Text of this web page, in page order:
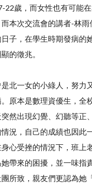
22歲，而女性也有可能在
而本次交流會的講者-林雨
子，在學生時期發病的
的徵兆。
是北一女的小綠人，努力
原本是數理資優生，全
然出現幻覺、幻聽等正
況，自己的成績也因此
心受挫的情況下，班上
帶來的困擾，並一味指
所致，親友們更認為她